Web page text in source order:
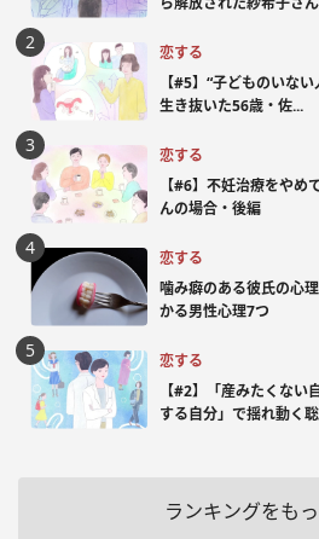
恋する
【#5】“子どものいな
生き抜いた56歳・佐...
恋する
【#6】不妊治療をやめ
んの場合・後編
恋する
噛み癖のある彼氏の心
かる男性心理7つ
恋する
【#2】「産みたくな
する自分」で揺れ動く
ランキングをも